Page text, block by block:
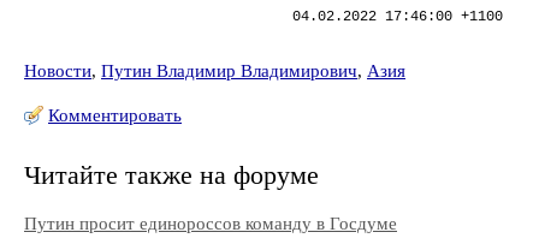
04.02.2022 17:46:00 +1100
Новости, Путин Владимир Владимирович, Азия
Комментировать
Читайте также на форуме
Путин просит единороссов команду в Госдуме